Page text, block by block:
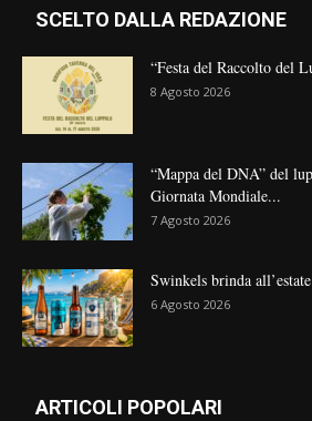
SCELTO DALLA REDAZIONE
“Festa del Raccolto del
8 Agosto 2026
“Mappa del DNA” del
Giornata Mondiale...
7 Agosto 2026
Swinkels brinda all’estate
6 Agosto 2026
ARTICOLI POPOLARI